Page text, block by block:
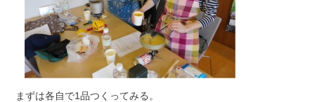
まずは各自で1品つくってみる。